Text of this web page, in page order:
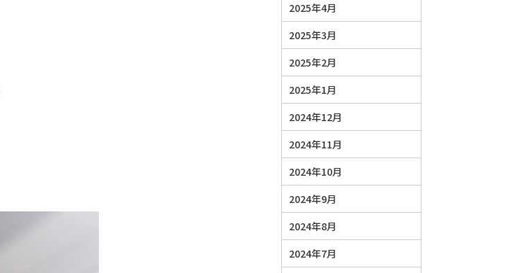
2025年4月
2025年3月
2025年2月
2025年1月
2024年12月
2024年11月
2024年10月
2024年9月
2024年8月
2024年7月